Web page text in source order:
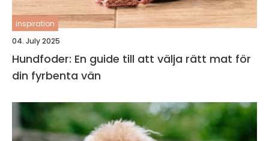
inspiration
04. July 2025
Hundfoder: En guide till att välja rätt mat för
din fyrbenta vän